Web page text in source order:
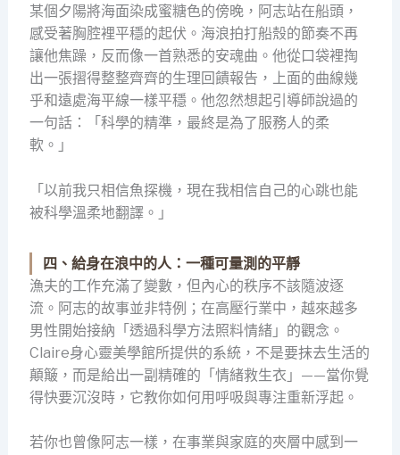
某個夕陽將海面染成蜜糖色的傍晚，阿志站在船頭，
感受著胸腔裡平穩的起伏。海浪拍打船殼的節奏不再
讓他焦躁，反而像一首熟悉的安魂曲。他從口袋裡掏
出一張摺得整整齊齊的生理回饋報告，上面的曲線幾
乎和遠處海平線一樣平穩。他忽然想起引導師說過的
一句話：「科學的精準，最終是為了服務人的柔
軟。」
「以前我只相信魚探機，現在我相信自己的心跳也能
被科學溫柔地翻譯。」
四、給身在浪中的人：一種可量測的平靜
漁夫的工作充滿了變數，但內心的秩序不該隨波逐
流。阿志的故事並非特例；在高壓行業中，越來越多
男性開始接納「透過科學方法照料情緒」的觀念。
Claire身心靈美學館所提供的系統，不是要抹去生活的
顛簸，而是給出一副精確的「情緒救生衣」——當你覺
得快要沉沒時，它教你如何用呼吸與專注重新浮起。
若你也曾像阿志一樣，在事業與家庭的夾層中感到一